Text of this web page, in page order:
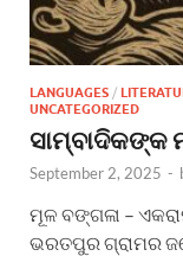
LANGUAGES /
UNCATEGORIZED
ସାମ୍ବାଦିକଙ୍କ
September 2, 2025 -
ମୂଳ ବଙ୍ଗଳା –
ଭରତପୁର ଗ୍ରାମର